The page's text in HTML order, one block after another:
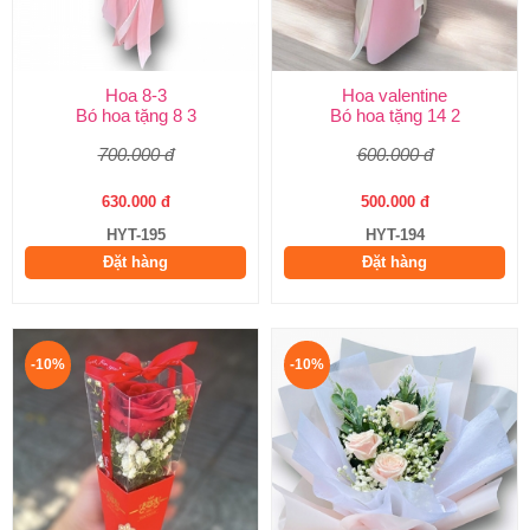
Hoa 8-3
Bó hoa tặng 8 3
700.000 đ
630.000 đ
HYT-195
Đặt hàng
Hoa valentine
Bó hoa tặng 14 2
600.000 đ
500.000 đ
HYT-194
Đặt hàng
-10% -10%